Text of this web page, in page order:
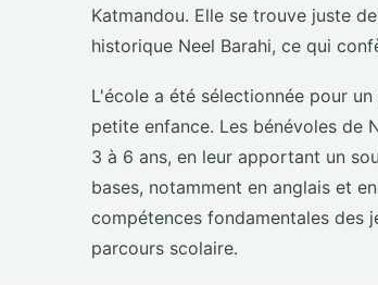
Katmandou. Elle se trouve juste
historique Neel Barahi, ce qui
L'école a été sélectionnée pour
petite enfance. Les bénévoles de
3 à 6 ans, en leur apportant un
bases, notamment en anglais et
compétences fondamentales des
parcours scolaire.